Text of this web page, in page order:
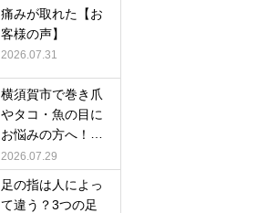
痛みが取れた【お
客様の声】
2026.07.31
横須賀市で巻き爪
やタコ・魚の目に
お悩みの方へ！無
料相談会を開催し
ます
2026.07.29
足の指は人によっ
て違う？3つの足